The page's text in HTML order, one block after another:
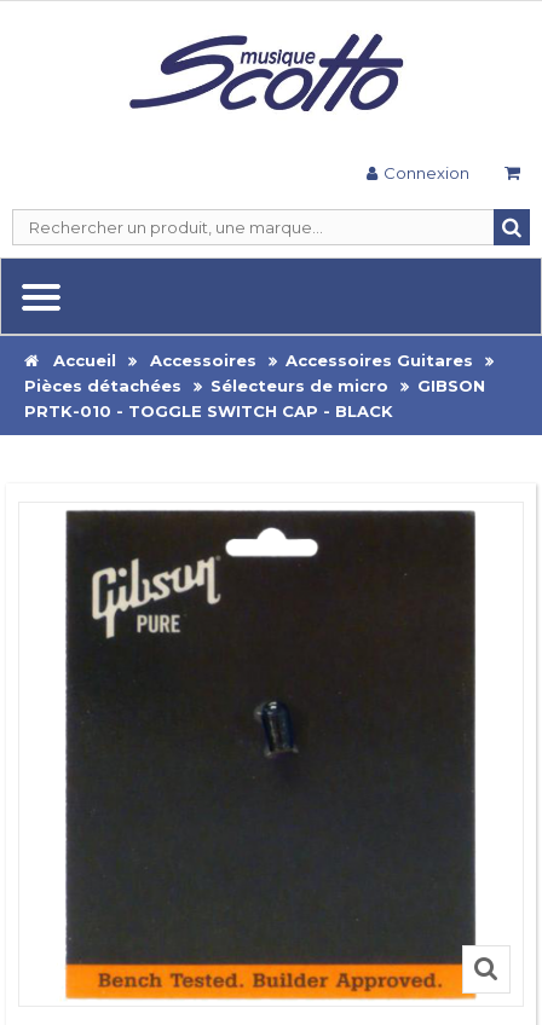
Connexion
Accueil Accessoires
Accessoires Guitares
Pièces détachées
Sélecteurs de micro
GIBSON
PRTK-010 - TOGGLE SWITCH CAP - BLACK